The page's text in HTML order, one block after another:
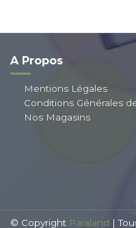
A Propos
Mentions Légales
Conditions Générales
Nos Magasins
© Copyright Paraland |